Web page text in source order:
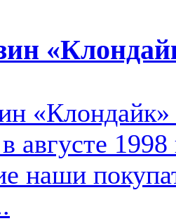
«Клондайк»
августе
наши